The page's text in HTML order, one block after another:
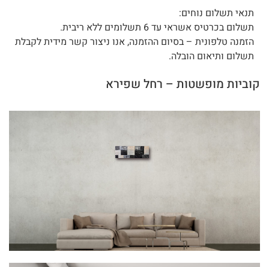
תנאי תשלום נוחים:
תשלום בכרטיס אשראי עד 6 תשלומים ללא ריבית.
הזמנה טלפונית – בסיום ההזמנה, אנו ניצור קשר מידית לקבלת
תשלום ותיאום הובלה.
קוביות מופשטות – רחל שפירא